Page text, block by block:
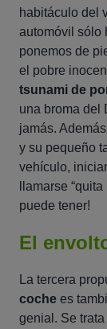
habitáculo del
automóvil sólo
ponemos de
el pobre
tsunami de
una broma del
jamás.
y su pequeño
vehículo,
llamarse
puede tener!
El
La tercera
coche es
genial. Se